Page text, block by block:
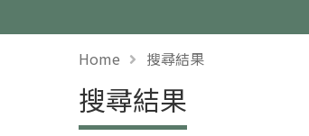
Home 搜尋結果
搜尋結果